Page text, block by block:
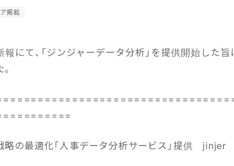
掲載
報にて、「ジンジャーデータ分析」を提供開始した
略の最適化「人事データ分析サービス」提供 jinjer